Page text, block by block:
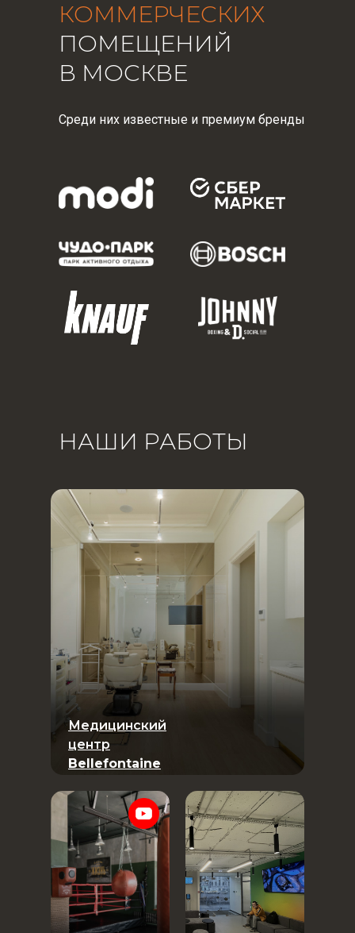
КОММЕРЧЕСКИХ
ПОМЕЩЕНИЙ
В МОСКВЕ
Среди них известные и премиум бренды
НАШИ РАБОТЫ
Медицинский
центр
Bellefontaine